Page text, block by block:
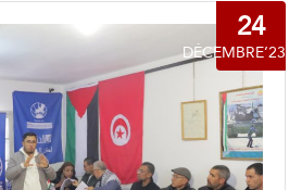
24
DÉCEMBRE’23